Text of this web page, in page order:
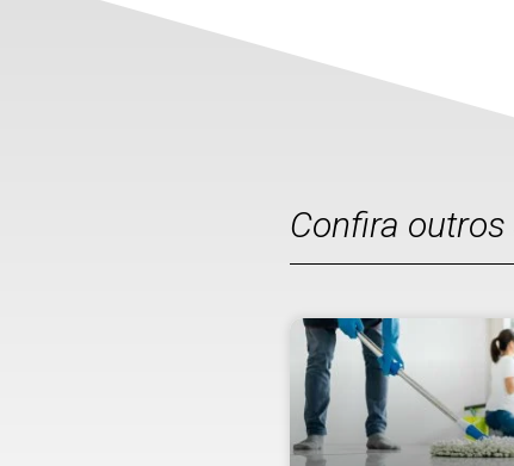
Confira